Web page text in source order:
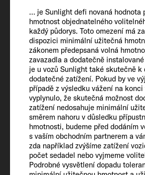
… je Sunlight defi novaná hodnota
hmotnost objednatelného
každý půdorys. Toto omezení má
dispozici minimální užitečná
zákonem předepsaná volná
zavazadla a dodatečně
je u vozů Sunlight také skutečně k
dodatečné zatížení. Pokud by ve
případě z výsledku vážení na
vyplynulo, že skutečná možnost
zatížení nedosahuje minimální
směrem nahoru v důsledku
hmotnosti, budeme před dodáním
s vaším obchodním partnerem a
zda například zvýšíme zatížení
počet sedadel nebo vyjmeme
Podrobné vysvětlení dopadu
Pneumatiky
225/75 R 16 CP
Rozvor
345
Vnitřní
Lůžka
2 + 1